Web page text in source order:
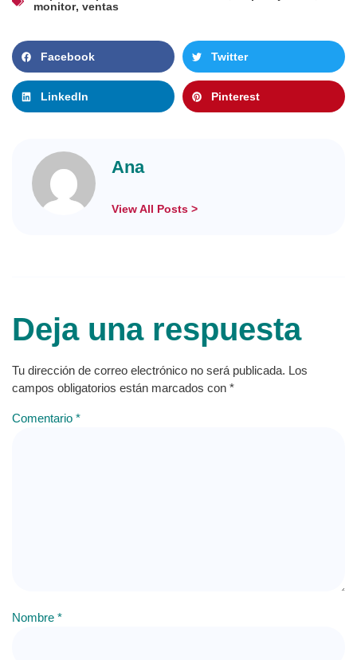
monitor, ventas
Facebook Twitter
LinkedIn Pinterest
Ana
View All Posts >
Deja una respuesta
Tu dirección de correo electrónico no será publicada. Los
campos obligatorios están marcados con *
Comentario *
Nombre *